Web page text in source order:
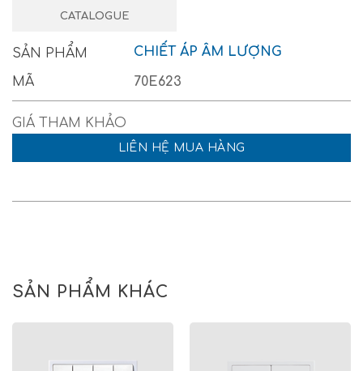
CATALOGUE
SẢN PHẨM CHIẾT ÁP ÂM LƯỢNG
MÃ 70E623
LIÊN HỆ MUA HÀNG
SẢN PHẨM KHÁC